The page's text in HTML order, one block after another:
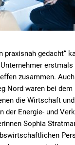
gedacht“
erstmals
zusammen. Auch
Nord waren bei
die Wirtschaft und
der Energie- und
Sophia